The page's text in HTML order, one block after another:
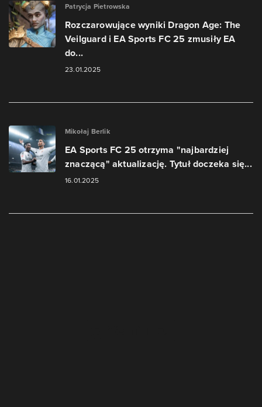
Patrycja Pietrowska
Rozczarowujące wyniki Dragon Age: The
Veilguard i EA Sports FC 25 zmusiły EA
do...
23.01.2025
Mikołaj Berlik
EA Sports FC 25 otrzyma "najbardziej
znaczącą" aktualizację. Tytuł doczeka się...
16.01.2025